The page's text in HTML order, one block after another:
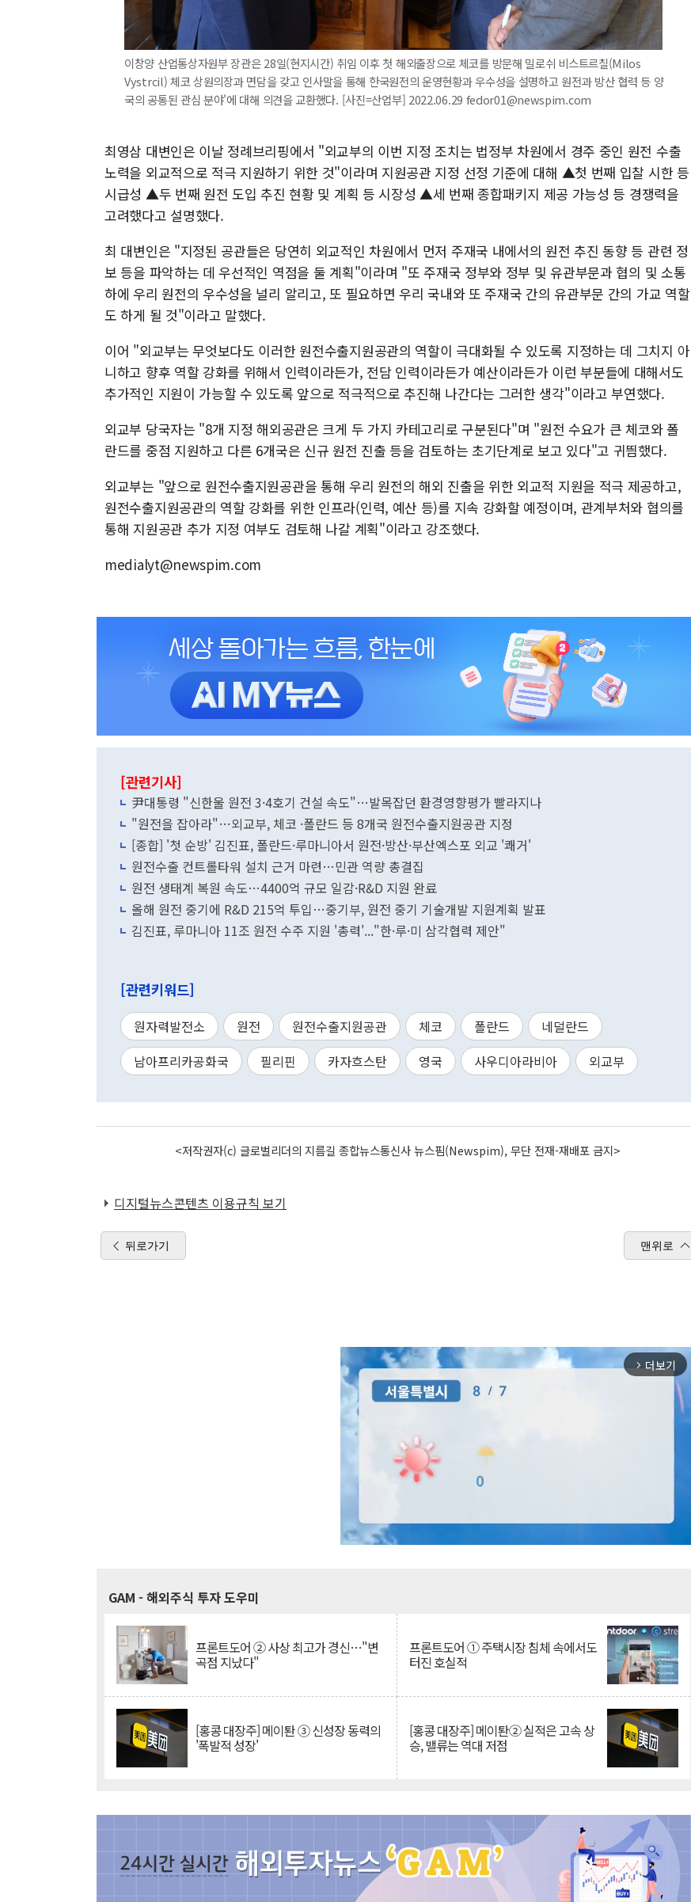
이창양 산업통상자원부 장관은 28일(현지시간) 취임 이후 첫 해외출장으로 체코를 방문해 밀로쉬 비스트르칠(Milos
Vystrcil) 체코 상원의장과 면담을 갖고 인사말을 통해 한국원전의 운영현황과 우수성을 설명하고 원전과 방산 협력 등 양
국의 공통된 관심 분야'에 대해 의견을 교환했다. [사진=산업부] 2022.06.29 fedor01@newspim.com
최영삼 대변인은 이날 정례브리핑에서 "외교부의 이번 지정 조치는 법정부 차원에서 경주 중인 원전 수출
노력을 외교적으로 적극 지원하기 위한 것"이라며 지원공관 지정 선정 기준에 대해 ▲첫 번째 입찰 시한 등
시급성 ▲두 번째 원전 도입 추진 현황 및 계획 등 시장성 ▲세 번째 종합패키지 제공 가능성 등 경쟁력을
고려했다고 설명했다.
최 대변인은 "지정된 공관들은 당연히 외교적인 차원에서 먼저 주재국 내에서의 원전 추진 동향 등 관련 정
보 등을 파악하는 데 우선적인 역점을 둘 계획"이라며 "또 주재국 정부와 정부 및 유관부문과 협의 및 소통
하에 우리 원전의 우수성을 널리 알리고, 또 필요하면 우리 국내와 또 주재국 간의 유관부문 간의 가교 역할
도 하게 될 것"이라고 말했다.
이어 "외교부는 무엇보다도 이러한 원전수출지원공관의 역할이 극대화될 수 있도록 지정하는 데 그치지 아
니하고 향후 역할 강화를 위해서 인력이라든가, 전담 인력이라든가 예산이라든가 이런 부분들에 대해서도
추가적인 지원이 가능할 수 있도록 앞으로 적극적으로 추진해 나간다는 그러한 생각"이라고 부연했다.
외교부 당국자는 "8개 지정 해외공관은 크게 두 가지 카테고리로 구분된다"며 "원전 수요가 큰 체코와 폴
란드를 중점 지원하고 다른 6개국은 신규 원전 진출 등을 검토하는 초기단계로 보고 있다"고 귀띔했다.
외교부는 "앞으로 원전수출지원공관을 통해 우리 원전의 해외 진출을 위한 외교적 지원을 적극 제공하고,
원전수출지원공관의 역할 강화를 위한 인프라(인력, 예산 등)를 지속 강화할 예정이며, 관계부처와 협의를
통해 지원공관 추가 지정 여부도 검토해 나갈 계획"이라고 강조했다.
medialyt@newspim.com
[관련기사]
尹대통령 "신한울 원전 3·4호기 건설 속도"…발목잡던 환경영향평가 빨라지나
"원전을 잡아라"…외교부, 체코 ·폴란드 등 8개국 원전수출지원공관 지정
[종합] '첫 순방' 김진표, 폴란드·루마니아서 원전·방산·부산엑스포 외교 '쾌거'
원전수출 컨트롤타워 설치 근거 마련…민관 역량 총결집
원전 생태계 복원 속도…4400억 규모 일감·R&D 지원 완료
올해 원전 중기에 R&D 215억 투입…중기부, 원전 중기 기술개발 지원계획 발표
김진표, 루마니아 11조 원전 수주 지원 '총력'..."한·루·미 삼각협력 제안"
[관련키워드]
원자력발전소 원전 원전수출지원공관 체코 폴란드
네덜란드
남아프리카공화국
필리핀 카자흐스탄 영국 사우디아라비아 외교부
<저작권자(c) 글로벌리더의 지름길 종합뉴스통신사 뉴스핌(Newspim), 무단 전재-재배포 금지>
디지털뉴스콘텐츠 이용규칙 보기
뒤로가기 맨위로
arrow_forward_ios 더보기
GAM - 해외주식 투자 도우미
프론트도어 ② 사상 최고가 경신…"변
곡점 지났다"
프론트도어 ① 주택시장 침체 속에서도
터진 호실적
[홍콩 대장주] 메이퇀 ③ 신성장 동력의
'폭발적 성장'
[홍콩 대장주] 메이퇀② 실적은 고속 상
승, 밸류는 역대 저점